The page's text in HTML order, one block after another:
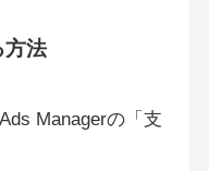
方法
Managerの「支